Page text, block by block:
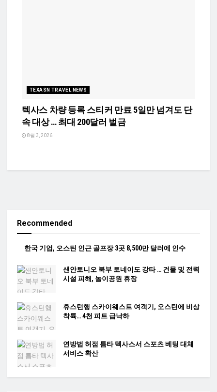
TEXASN TRAVEL NEWS
텍사스 차량 등록 스티커 만료 5일만 넘겨도 단
속 대상 … 최대 200달러 벌금
8월 3, 2026
Recommended
한국 기업, 오스틴 인근 골프장 3곳 8,500만 달러에 인수
샌안토니오 북부 토네이도 강타 … 건물 및 전력
시설 피해, 놀이공원 휴장
휴스턴행 스카이웨스트 여객기, 오스틴에 비상
착륙… 4천 피트 급낙하
연방법 허점 틈타 텍사스서 스포츠 베팅 대체
서비스 확산